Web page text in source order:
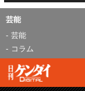
芸能
芸能
コラム